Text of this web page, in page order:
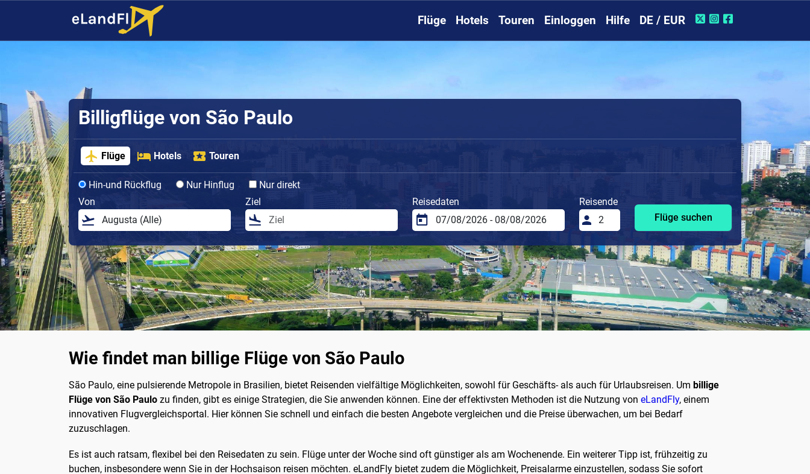
Flüge Hotels Touren Einloggen Hilfe DE / EUR
Billigflüge von São Paulo
Flüge Hotels Touren
Hin-und Rückflug Nur Hinflug
Nur direkt
Von
Ziel Reisedaten
Reisende
Flüge suchen
Wie findet man billige Flüge von São Paulo
São Paulo, eine pulsierende Metropole in Brasilien, bietet Reisenden vielfältige Möglichkeiten, sowohl für Geschäfts- als auch für Urlaubsreisen. Um billige
Flüge von São Paulo zu finden, gibt es einige Strategien, die Sie anwenden können. Eine der effektivsten Methoden ist die Nutzung von eLandFly, einem
innovativen Flugvergleichsportal. Hier können Sie schnell und einfach die besten Angebote vergleichen und die Preise überwachen, um bei Bedarf
zuzuschlagen.
Es ist auch ratsam, flexibel bei den Reisedaten zu sein. Flüge unter der Woche sind oft günstiger als am Wochenende. Ein weiterer Tipp ist, frühzeitig zu
buchen, insbesondere wenn Sie in der Hochsaison reisen möchten. eLandFly bietet zudem die Möglichkeit, Preisalarme einzustellen, sodass Sie sofort